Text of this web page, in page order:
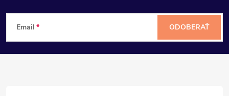
Z
á
Email ODOBERAŤ